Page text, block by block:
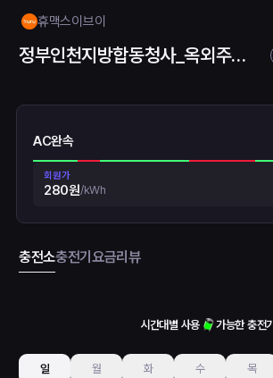
휴맥스이브이
정부인천지방합동청사_옥외주차장
AC완속
회원가
280원/kWh
충전소충전기요금리뷰
시간대별 사용 가능한 충전기
일 월 화 수 목